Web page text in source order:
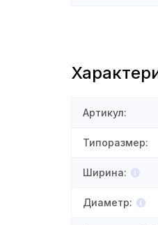
Артикул:
Типоразмер:
Ширина:
Диаметр: